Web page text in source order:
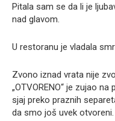
Pitala sam se da li je
nad glavom.
U restoranu je vladala
Zvono iznad vrata nije
„OTVORENO“ je zujao
sjaj preko praznih
da smo još uvek otvoreni.